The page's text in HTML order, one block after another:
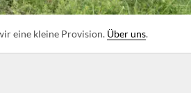
eine kleine Provision. Über uns.